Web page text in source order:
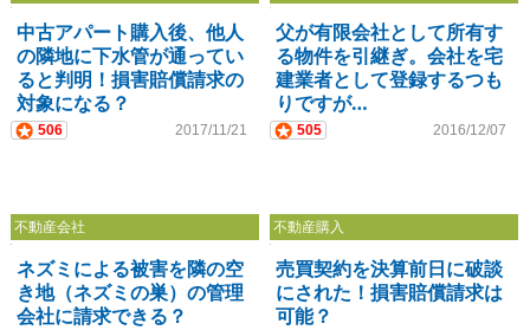
中古アパート購入後、他人
の隣地に下水管が通ってい
ると判明！損害賠償請求の
対象になる？
506 2017/11/21
父が有限会社として所有す
る物件を引継ぎ。会社を宅
建業者として登録するつも
りですが…
505 2016/12/07
不動産会社
ネズミによる被害を隣の空
き地（ネズミの巣）の管理
会社に請求できる？
不動産購入
売買契約を決算前日に破談
にされた！損害賠償請求は
可能？